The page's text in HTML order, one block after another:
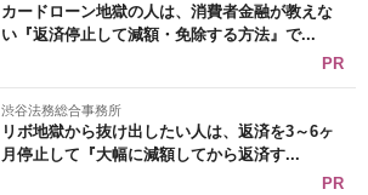
カードローン地獄の人は、消費者金融が教えな
い『返済停止して減額・免除する方法』で...
PR
渋谷法務総合事務所
リボ地獄から抜け出したい人は、返済を3～6ヶ
月停止して『大幅に減額してから返済す...
PR